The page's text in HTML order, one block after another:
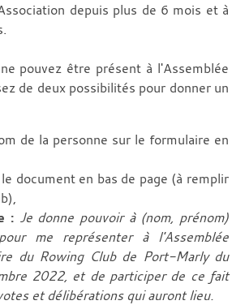
depuis plus de 6 mois et à
pouvez être présent à l'Assemblée
de deux possibilités pour donner un
de la personne sur le formulaire en
document en bas de page (à remplir
: Je donne pouvoir à (nom, prénom)
pour me représenter à l'Assemblée
du Rowing Club de Port-Marly du
2022, et de participer de ce fait
et délibérations qui auront lieu.